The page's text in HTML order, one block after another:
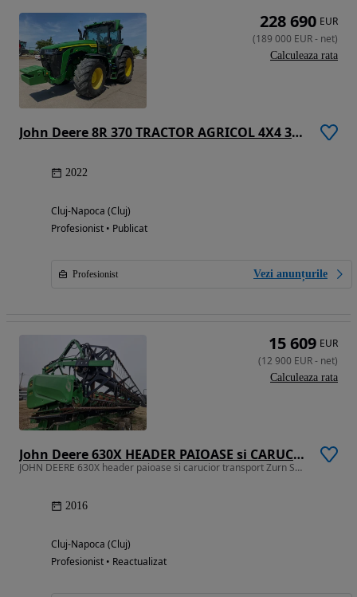
John Deere 8R 370 TRACTOR AGRICOL 4X4 370 CP
2022
Cluj-Napoca (Cluj)
Profesionist • Publicat
Profesionist Vezi anunțurile
228 690 EUR
(189 000 EUR- net)
Calculeaza rata
John Deere 630X HEADER PAIOASE si CARUCIOR TRANSPORT ZURN SWW500-630X
JOHN DEERE 630X header paioase si carucior transport Zurn SWW500-630X
2016
Cluj-Napoca (Cluj)
Profesionist • Reactualizat
15 609 EUR
(12 900 EUR- net)
Calculeaza rata